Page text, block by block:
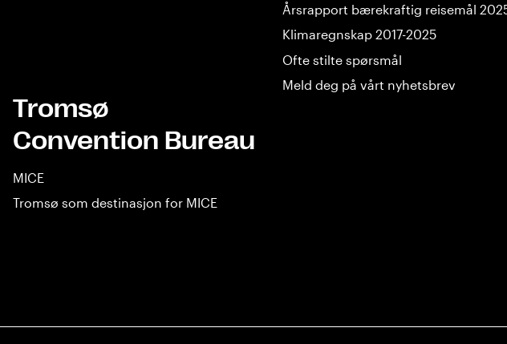
Årsrapport bærekraftig reisemål
Klimaregnskap 2017-2025
Ofte stilte spørsmål
Meld deg på vårt nyhetsbrev
Tromsø
Convention Bureau
MICE
Tromsø som destinasjon for MICE